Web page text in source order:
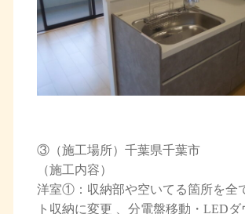
③（施工場所）千葉県千葉市
（施工内容）
洋室①：収納部や空いてる箇所を全
ト収納に変更 、分電盤移動・LEDダ